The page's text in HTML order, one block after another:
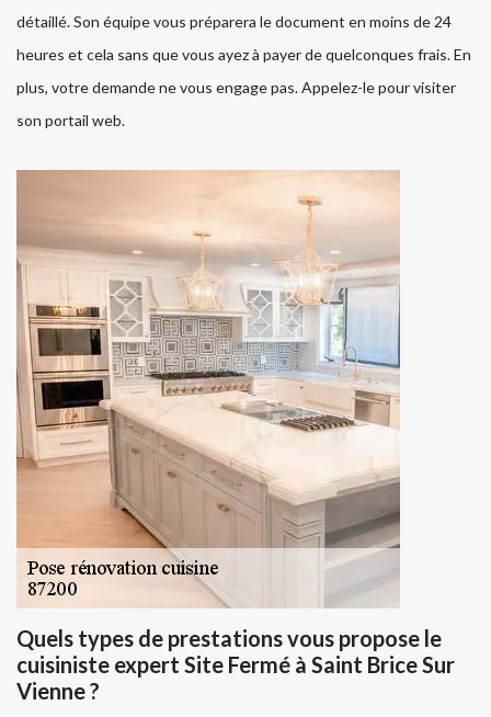
détaillé. Son équipe vous préparera le document en moins de 24
heures et cela sans que vous ayez à payer de quelconques frais. En
plus, votre demande ne vous engage pas. Appelez-le pour visiter
son portail web.
Quels types de prestations vous propose le
cuisiniste expert Site Fermé à Saint Brice Sur
Vienne ?